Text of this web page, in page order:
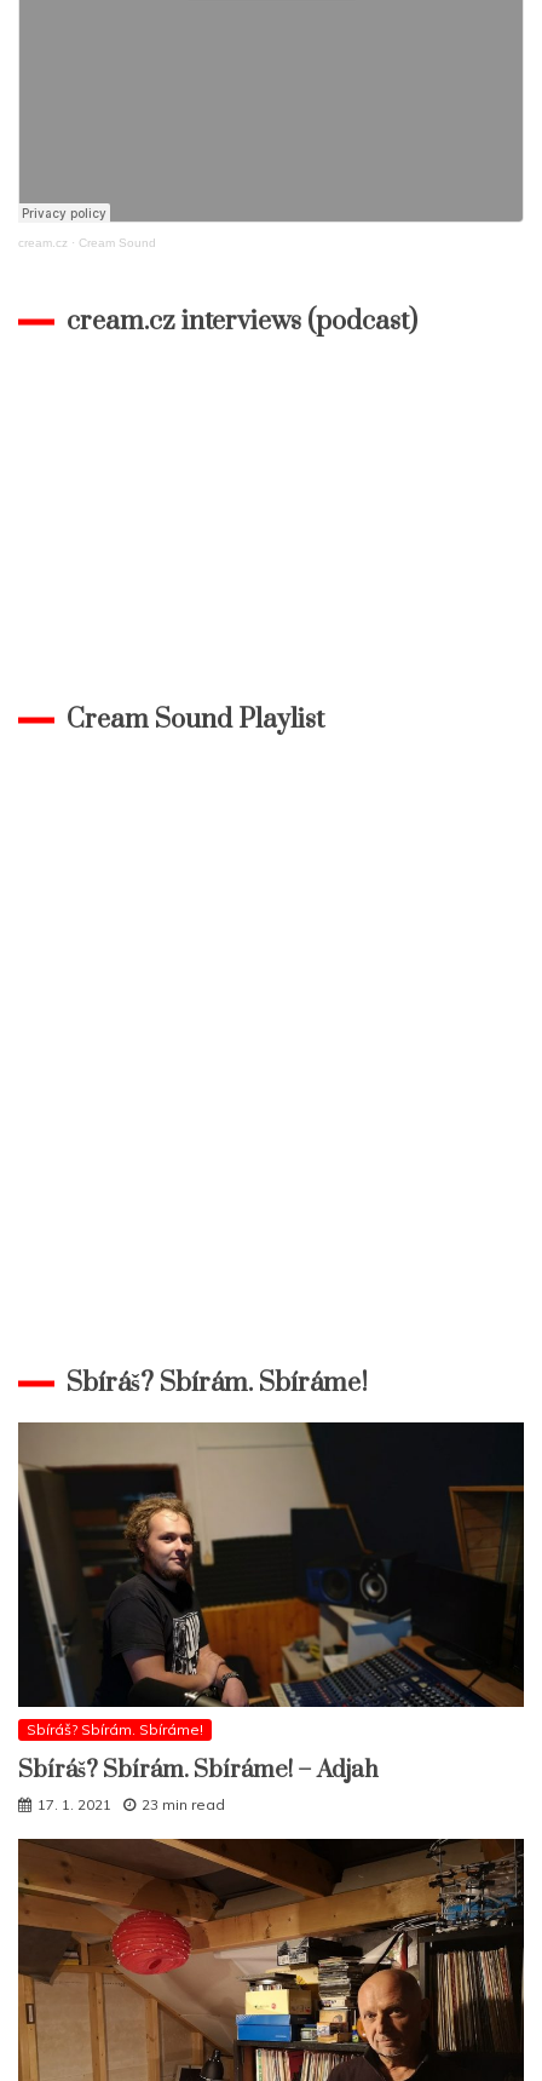
cream.cz · Cream Sound
cream.cz interviews (podcast)
Cream Sound Playlist
Sbíráš? Sbírám. Sbíráme!
Sbíráš? Sbírám. Sbíráme!
Sbíráš? Sbírám. Sbíráme! – Adjah
17. 1. 2021 23 min read